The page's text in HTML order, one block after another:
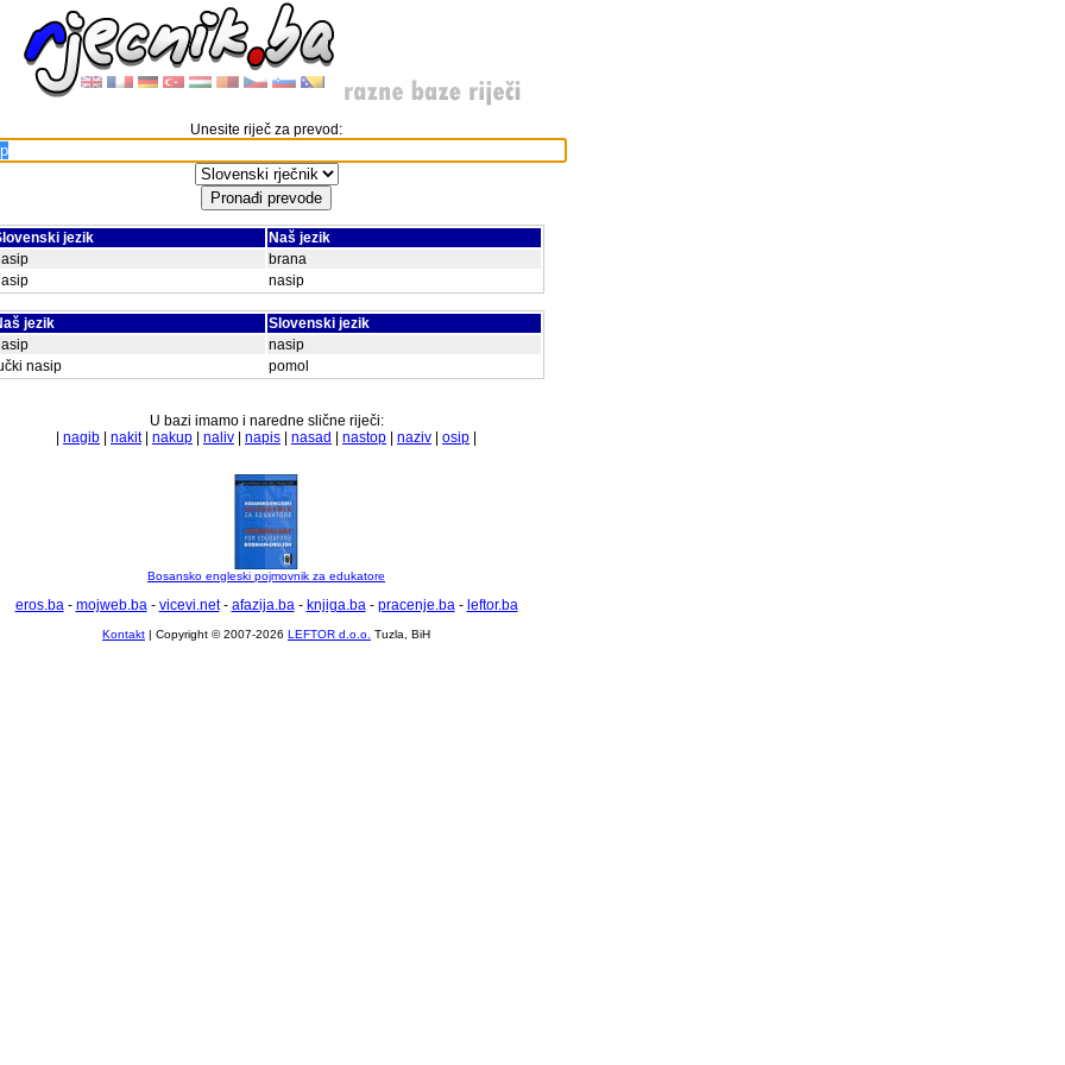
Unesite riječ za prevod:
jezik
Naš jezik
brana
nasip
jezik
Slovenski jezik
nasip
nasip
pomol
U bazi imamo i naredne slične riječi:
nagib nakit| nakup naliv napis nasad nastop naziv osip
Bosansko engleski pojmovnik za edukatore
eros.ba- mojweb.ba- vicevi.net- afazija.ba- knjiga.ba- pracenje.ba- leftor.ba
Kontakt | Copyright © 2007-2026 LEFTOR d.o.o. Tuzla, BiH